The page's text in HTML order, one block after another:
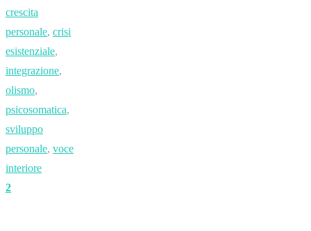
crescita
personale, crisi
esistenziale,
integrazione,
olismo,
psicosomatica,
sviluppo
personale, voce
interiore
2